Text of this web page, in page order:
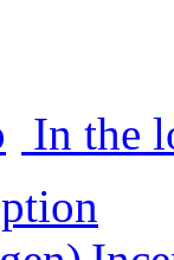
In the